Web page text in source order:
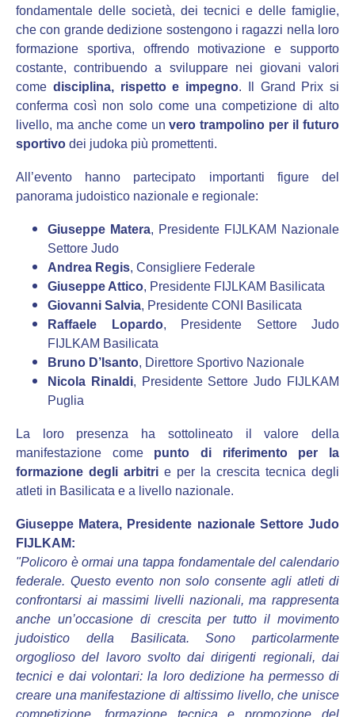
fondamentale delle società, dei tecnici e delle famiglie,
che con grande dedizione sostengono i ragazzi nella loro
formazione sportiva, offrendo motivazione e supporto
costante, contribuendo a sviluppare nei giovani valori
come disciplina, rispetto e impegno. Il Grand Prix si
conferma così non solo come una competizione di alto
livello, ma anche come unvero trampolino per il futuro
sportivo dei judoka più promettenti.
All’evento hanno partecipato importanti figure del
panorama judoistico nazionale e regionale:
Giuseppe Matera, Presidente FIJLKAM Nazionale
Settore Judo
Andrea Regis, Consigliere Federale
Giuseppe Attico, Presidente FIJLKAM Basilicata
Giovanni Salvia, Presidente CONI Basilicata
Raffaele Lopardo, Presidente Settore Judo
FIJLKAM Basilicata
Bruno D’Isanto, Direttore Sportivo Nazionale
Nicola Rinaldi, Presidente Settore Judo FIJLKAM
Puglia
La loro presenza ha sottolineato il valore della
manifestazione come punto di riferimento per la
formazione degli arbitri e per la crescita tecnica degli
atleti in Basilicata e a livello nazionale.
Giuseppe Matera, Presidente nazionale Settore Judo
FIJLKAM:
"Policoro è ormai una tappa fondamentale del calendario
federale. Questo evento non solo consente agli atleti di
confrontarsi ai massimi livelli nazionali, ma rappresenta
anche un’occasione di crescita per tutto il movimento
judoistico della Basilicata. Sono particolarmente
orgoglioso del lavoro svolto dai dirigenti regionali, dai
tecnici e dai volontari: la loro dedizione ha permesso di
creare una manifestazione di altissimo livello, che unisce